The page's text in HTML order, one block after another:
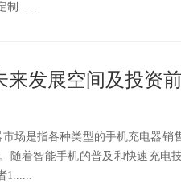
制......
来发展空间及投资
场是指各种类型的手机充电器销
随着智能手机的普及和快速充电
1......